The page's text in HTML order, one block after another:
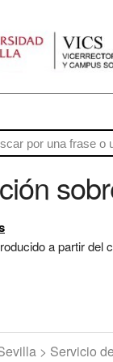
a partir del
> Servicio